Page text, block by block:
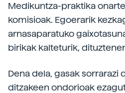
Medikuntza-praktika
komisioak. Egoerarik
arnasaparatuko
birikak kalteturik,
Dena dela, gasak sorrarazi
ditzakeen ondorioak